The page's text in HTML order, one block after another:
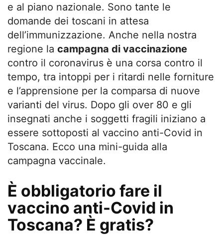
e al piano nazionale. Sono tante le
domande dei toscani in attesa
dell’immunizzazione. Anche nella nostra
regione la campagna di vaccinazione
contro il coronavirus è una corsa contro il
tempo, tra intoppi per i ritardi nelle forniture
e l’apprensione per la comparsa di nuove
varianti del virus. Dopo gli over 80 e gli
insegnati anche i soggetti fragili iniziano a
essere sottoposti al vaccino anti-Covid in
Toscana. Ecco una mini-guida alla
campagna vaccinale.
È obbligatorio fare il
vaccino anti-Covid in
Toscana? È gratis?